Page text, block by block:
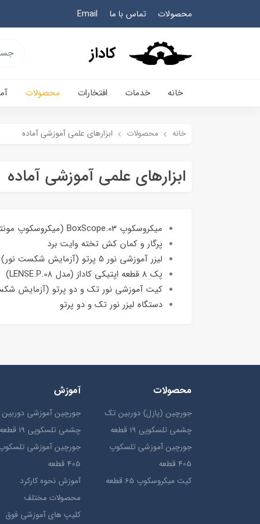
محصولات تماس با ما Email
کاداز
خانه خدمات افتخارات محصولات
خانه محصولات ابزارهای علمی آموزشی آماده
ابزارهای علمی آموزشی آماده
میکروسکوپ BoxScope.03 (میکروسکوپ مونتاژ شده)
پرگار و کمان کش تخته وایت برد
لیزر آموزشی نور 5 پرتو (آزمایش شکست نور)
پک 8 قطعه اپتیکی کاداز (مدل LENSE.P.08)
کیت آموزشی نور تک و دو پرتو (آزمایش
دستگاه لیزر نور تک و دو پرتو
محصولات
جورچین (پازل) دوربین تک
چشمی تلسکوپی 19 قطعه
جورچین آموزشی تلسکوپ
405 قطعه
کیت میکروسکوپ 65 قطعه
آموزش
جورچین آموزشی
چشمی تلسکوپی 19 قطعه
جورچین آموزشی
405 قطعه
آموزش نحوه کارکرد
محصولات مختلف
کلیپ های آموزشی فوق